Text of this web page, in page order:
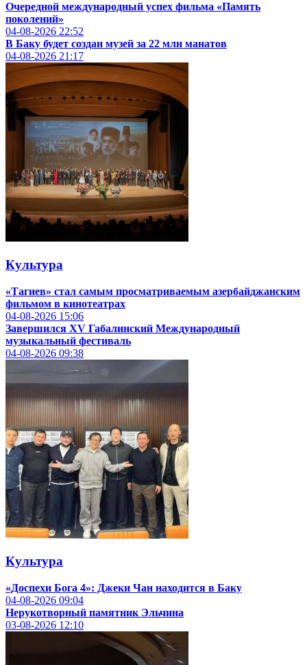
Очередной международный успех фильма «Память
поколений»
04-08-2026 22:52
В Баку будет создан музей за 22 млн манатов
04-08-2026 21:17
Культура
«Тагиев» стал самым просматриваемым азербайджанским
фильмом в кинотеатрах
04-08-2026 15:06
Завершился XV Габалинский Международный
музыкальный фестиваль
04-08-2026 09:38
Культура
«Доспехи Бога 4»: Джеки Чан находится в Баку
04-08-2026 09:04
Нерукотворный памятник Эльчина
03-08-2026 12:10